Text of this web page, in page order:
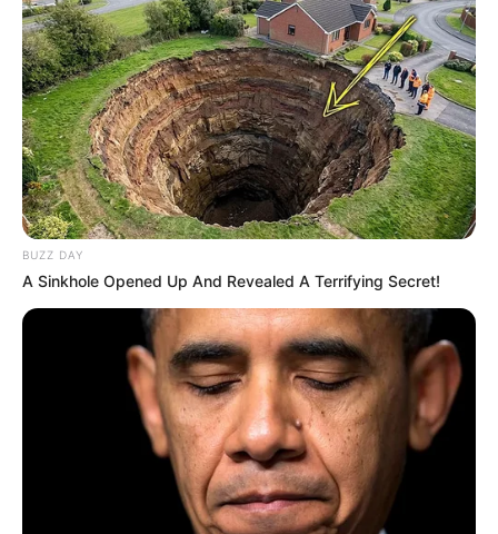
BUZZ DAY
A Sinkhole Opened Up And Revealed A Terrifying Secret!